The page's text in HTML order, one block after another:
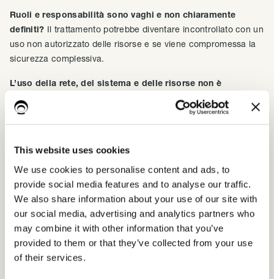
This website uses cookies
We use cookies to personalise content and ads, to
provide social media features and to analyse our traffic.
We also share information about your use of our site with
our social media, advertising and analytics partners who
may combine it with other information that you’ve
provided to them or that they’ve collected from your use
of their services.
Ruoli e responsabilità sono vaghi e non chiaramente
definiti? Il trattamento potrebbe diventare incontrollato con un
uso non autorizzato delle risorse e se viene compromessa la
sicurezza complessiva.
L’uso della rete, del sistema e delle risorse non è
Possono sorgere minacce a causa di
incomprensioni o utilizzi impropri, una chiara definizione delle
politiche può ridurre potenziali rischi.
I dipendenti trattano dati personali con i loro dispositivi?
Aumenterebbe il rischio di perdita dei dati e la possibilità che
si verifichino accessi non autorizzati. Inoltre aumenta il rischio
che vengano introdotti bug o virus a causa del mancato
controllo a livello centrale.
I dipendenti sono autorizzati a trasferire, archiviare o
trattare dati personali al di fuori dei locali
dell’organizzazione?